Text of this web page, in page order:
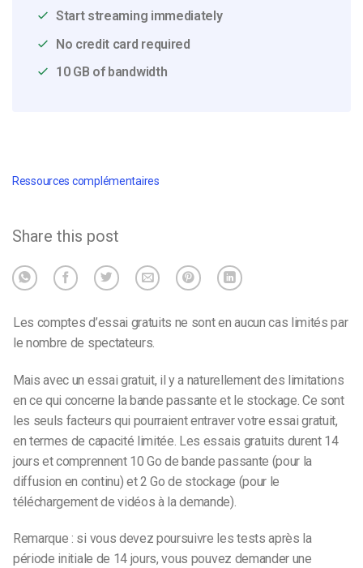
Start streaming immediately
No credit card required
10 GB of bandwidth
Ressources complémentaires
Share this post
Les comptes d’essai gratuits ne sont en aucun cas limités par
le nombre de spectateurs.
Mais avec un essai gratuit, il y a naturellement des limitations
en ce qui concerne la bande passante et le stockage. Ce sont
les seuls facteurs qui pourraient entraver votre essai gratuit,
en termes de capacité limitée. Les essais gratuits durent 14
jours et comprennent 10 Go de bande passante (pour la
diffusion en continu) et 2 Go de stockage (pour le
téléchargement de vidéos à la demande).
Remarque : si vous devez poursuivre les tests après la
période initiale de 14 jours, vous pouvez demander une